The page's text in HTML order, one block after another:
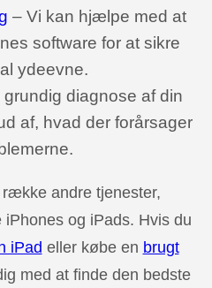
– Vi kan hjælpe med at
software for at sikre
ydeevne.
diagnose af din
af, hvad der forårsager
andre tjenester,
og iPads. Hvis du
iPad eller købe en brugt
med at finde den bedste